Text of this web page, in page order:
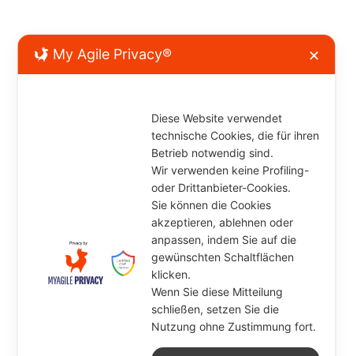
Kommentar verfassen
My Agile Privacy® ✕
Diese Website verwendet
technische Cookies, die für ihren
Betrieb notwendig sind.
Wir verwenden keine Profiling-
oder Drittanbieter-Cookies.
Sie können die Cookies
akzeptieren, ablehnen oder
anpassen, indem Sie auf die
gewünschten Schaltflächen
klicken.
Wenn Sie diese Mitteilung
schließen, setzen Sie die
Nutzung ohne Zustimmung fort.